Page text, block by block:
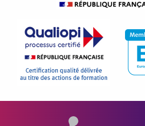
Pôle Véhicule du Futur